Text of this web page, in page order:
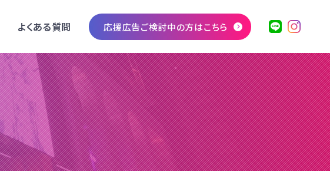
よくある質問 応援広告ご検討中の方はこちら